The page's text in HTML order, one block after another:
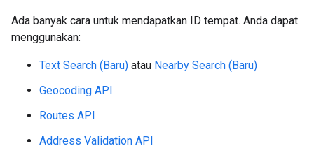
Ada banyak cara untuk mendapatkan ID tempat. Anda dapat
menggunakan:
Text Search (Baru) atau Nearby Search (Baru)
Geocoding API
Routes API
Address Validation API